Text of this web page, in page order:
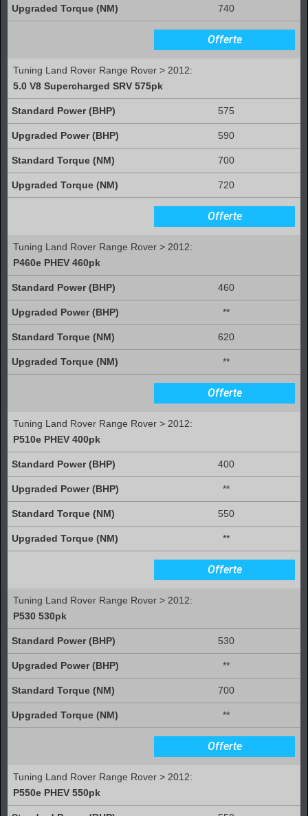
740
Offerte
Tuning Land Rover Range Rover > 2012:
5.0 V8 Supercharged SRV 575pk
575
590
700
720
Offerte
Tuning Land Rover Range Rover > 2012:
P460e PHEV 460pk
460
**
620
**
Offerte
Tuning Land Rover Range Rover > 2012:
P510e PHEV 400pk
400
**
550
**
Offerte
Tuning Land Rover Range Rover > 2012:
P530 530pk
530
**
700
**
Offerte
Tuning Land Rover Range Rover > 2012:
P550e PHEV 550pk